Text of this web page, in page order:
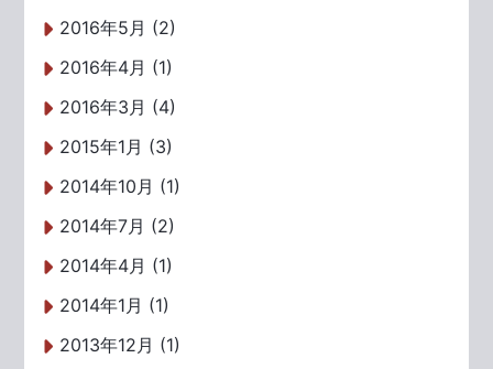
2016年5月 (2)
2016年4月 (1)
2016年3月 (4)
2015年1月 (3)
2014年10月 (1)
2014年7月 (2)
2014年4月 (1)
2014年1月 (1)
2013年12月 (1)